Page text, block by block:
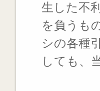
生した不
を負うも
シの各種
しても、